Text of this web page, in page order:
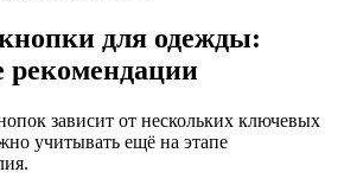
для одежды:
рекомендации
зависит от нескольких ключевых
учитывать ещё на этапе